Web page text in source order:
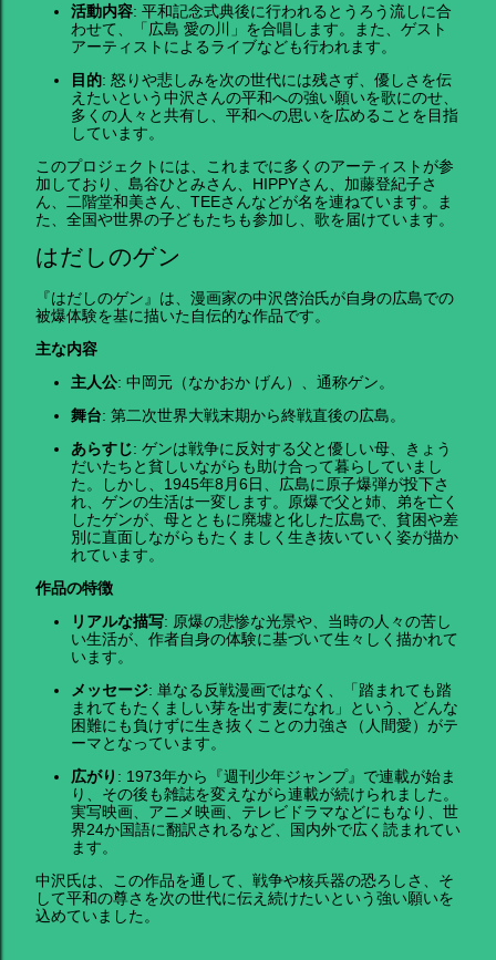
活動内容: 平和記念式典後に行われるとうろう流しに合
わせて、「広島 愛の川」を合唱します。また、ゲスト
アーティストによるライブなども行われます。
目的: 怒りや悲しみを次の世代には残さず、優しさを伝
えたいという中沢さんの平和への強い願いを歌にのせ、
多くの人々と共有し、平和への思いを広めることを目指
しています。
このプロジェクトには、これまでに多くのアーティストが参
加しており、島谷ひとみさん、HIPPYさん、加藤登紀子さ
ん、二階堂和美さん、TEEさんなどが名を連ねています。ま
た、全国や世界の子どもたちも参加し、歌を届けています。
はだしのゲン
『はだしのゲン』は、漫画家の中沢啓治氏が自身の広島での
被爆体験を基に描いた自伝的な作品です。
主な内容
主人公: 中岡元（なかおか げん）、通称ゲン。
舞台: 第二次世界大戦末期から終戦直後の広島。
あらすじ: ゲンは戦争に反対する父と優しい母、きょう
だいたちと貧しいながらも助け合って暮らしていまし
た。しかし、1945年8月6日、広島に原子爆弾が投下さ
れ、ゲンの生活は一変します。原爆で父と姉、弟を亡く
したゲンが、母とともに廃墟と化した広島で、貧困や差
別に直面しながらもたくましく生き抜いていく姿が描か
れています。
作品の特徴
リアルな描写: 原爆の悲惨な光景や、当時の人々の苦し
い生活が、作者自身の体験に基づいて生々しく描かれて
います。
メッセージ: 単なる反戦漫画ではなく、「踏まれても踏
まれてもたくましい芽を出す麦になれ」という、どんな
困難にも負けずに生き抜くことの力強さ（人間愛）がテ
ーマとなっています。
広がり : 1973年から『週刊少年ジャンプ』で連載が始ま
り、その後も雑誌を変えながら連載が続けられました。
実写映画、アニメ映画、テレビドラマなどにもなり、世
界24か国語に翻訳されるなど、国内外で広く読まれてい
ます。
中沢氏は、この作品を通して、戦争や核兵器の恐ろしさ、そ
して平和の尊さを次の世代に伝え続けたいという強い願いを
込めていました。